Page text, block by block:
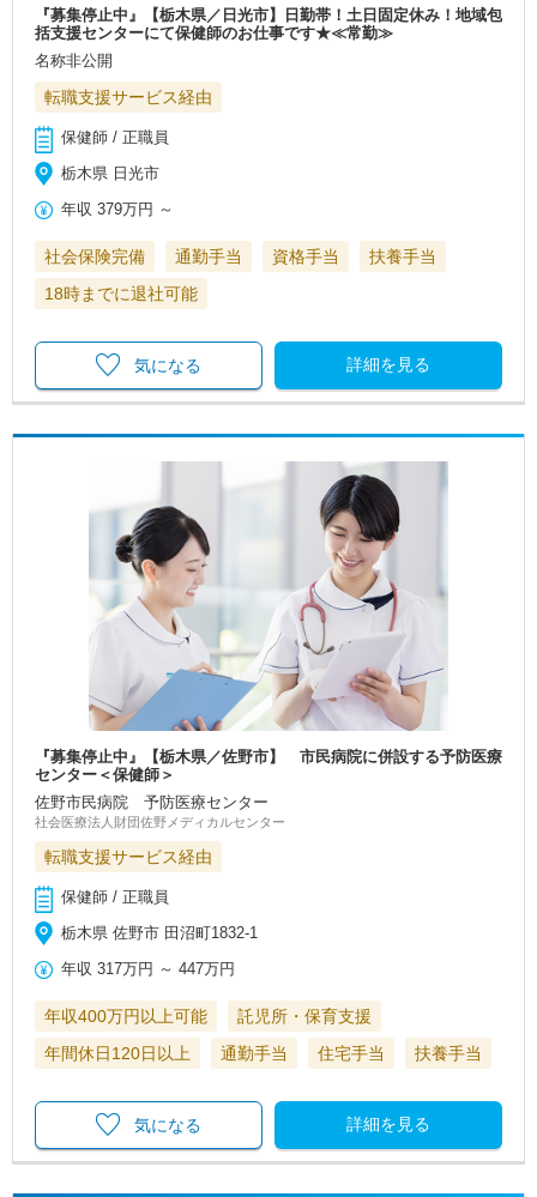
『募集停止中』【栃木県／日光市】日勤帯！土日固定休み！地域包
括支援センターにて保健師のお仕事です★≪常勤≫
名称非公開
転職支援サービス経由
保健師 / 正職員
栃木県 日光市
年収 379万円 ～
社会保険完備 通勤手当 資格手当
扶養手当
18時までに退社可能
詳細を見る
気になる
『募集停止中』【栃木県／佐野市】 市民病院に併設する予防医療
センター＜保健師＞
佐野市民病院 予防医療センター
社会医療法人財団佐野メディカルセンター
転職支援サービス経由
保健師 / 正職員
栃木県 佐野市 田沼町1832‐1
年収 317万円 ～447万円
年収400万円以上可能
託児所・保育支援
年間休日120日以上
通勤手当 住宅手当 扶養手当
詳細を見る
気になる